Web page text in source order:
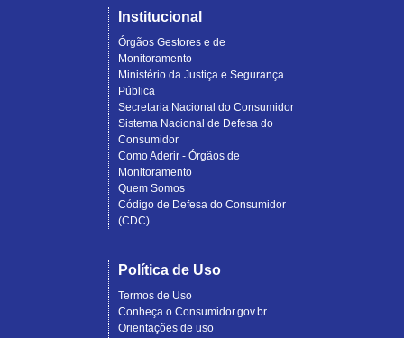
Institucional
Órgãos Gestores e de
Monitoramento
Ministério da Justiça e Segurança
Pública
Secretaria Nacional do Consumidor
Sistema Nacional de Defesa do
Consumidor
Como Aderir - Órgãos de
Monitoramento
Quem Somos
Código de Defesa do Consumidor
(CDC)
Política de Uso
Termos de Uso
Conheça o Consumidor.gov.br
Orientações de uso